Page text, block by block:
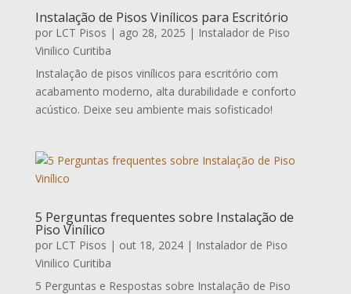
Instalação de Pisos Vinílicos para Escritório
por LCT Pisos | ago 28, 2025 | Instalador de Piso
Vinilico Curitiba
Instalação de pisos vinílicos para escritório com
acabamento moderno, alta durabilidade e conforto
acústico. Deixe seu ambiente mais sofisticado!
5 Perguntas frequentes sobre Instalação de
Piso Vinílico
por LCT Pisos | out 18, 2024| Instalador de Piso
Vinilico Curitiba
5 Perguntas e Respostas sobre Instalação de Piso